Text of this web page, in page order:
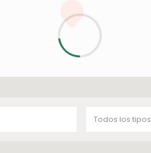
Todos los tipos